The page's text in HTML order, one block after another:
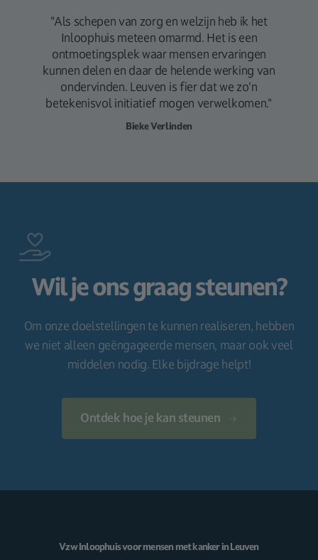
"Als schepen van zorg en welzijn heb ik het
Inloophuis meteen omarmd. Het is een
ontmoetingsplek waar mensen ervaringen
kunnen delen en daar de helende werking van
ondervinden. Leuven is fier dat we zo'n
betekenisvol initiatief mogen verwelkomen."
Bieke Verlinden
Wil je ons graag steunen?
Om onze doelstellingen te kunnen realiseren, hebben
we niet alleen geëngageerde mensen, maar ook veel
middelen nodig. Elke bijdrage helpt!
Ontdek hoe je kan steunen
Vzw Inloophuis voor mensen met kanker in Leuven